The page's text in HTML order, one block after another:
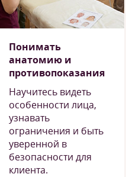
Понимать
анатомию и
противопоказания
Научитесь видеть
особенности лица,
узнавать
ограничения и быть
уверенной в
безопасности для
клиента.